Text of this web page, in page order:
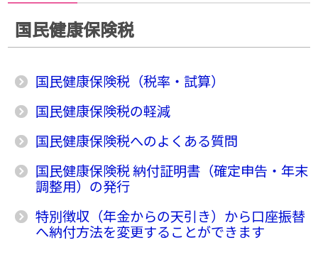
国民健康保険税
国民健康保険税（税率・試算）
国民健康保険税の軽減
国民健康保険税へのよくある質問
国民健康保険税 納付証明書（確定申告・年末
調整用）の発行
特別徴収（年金からの天引き）から口座振替
へ納付方法を変更することができます